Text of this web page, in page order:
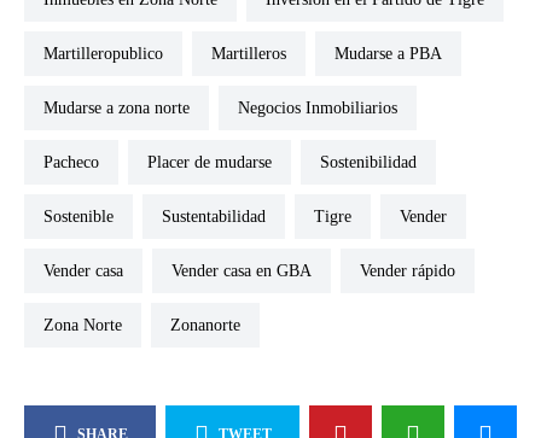
martilleropublico Martilleros Mudarse a PBA
mudarse a zona norte Negocios Inmobiliarios
Pacheco placer de mudarse sostenibilidad
sostenible sustentabilidad Tigre Vender
vender casa vender casa en GBA vender rápido
Zona Norte zonanorte
SHARE TWEET